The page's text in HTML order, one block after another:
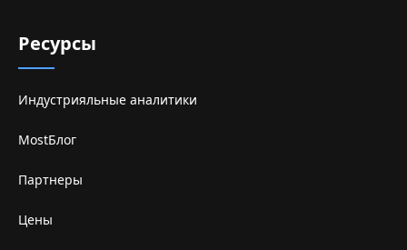
Ресурсы
Индустрияльные аналитики
MostБлог
Партнеры
Цены